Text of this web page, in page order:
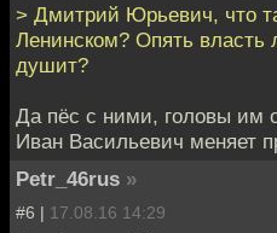
> Дмитрий Юрьевич, что
Ленинском? Опять власть
душит?
Да пёс с ними, головы им
Иван Васильевич меняет
Petr_46rus »
#6 | 17.08.16 14:29